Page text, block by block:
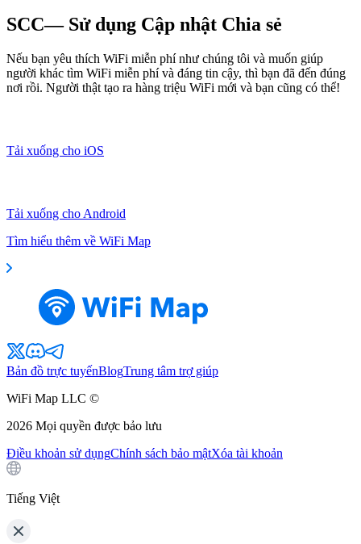
SCC— Sử dụng Cập nhật Chia sẻ
Nếu bạn yêu thích WiFi miễn phí như chúng tôi và muốn giúp
người khác tìm WiFi miễn phí và đáng tin cậy, thì bạn đã đến đúng
nơi rồi. Người thật tạo ra hàng triệu WiFi mới và bạn cũng có thể!
Tải xuống cho iOS
Tải xuống cho Android
Tìm hiểu thêm về WiFi Map
Bản đồ trực tuyếnBlogTrung tâm trợ giúp
WiFi Map LLC ©
2026 Mọi quyền được bảo lưu
Điều khoản sử dụngChính sách bảo mậtXóa tài khoản
Tiếng Việt